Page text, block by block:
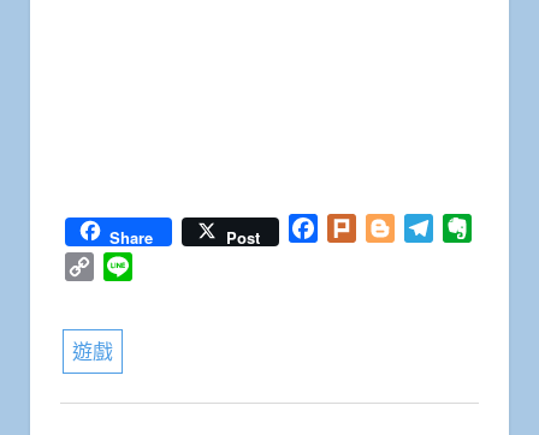
Share Post Facebook
Plurk BloggerTelegram
Copy
遊戲